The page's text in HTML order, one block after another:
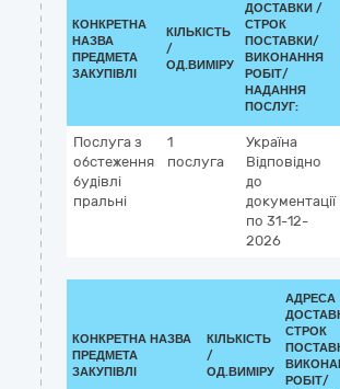
КОНКРЕТНА
НАЗВА
ПРЕДМЕТА
ЗАКУПІВЛІ
КІЛЬКІСТЬ
/
ОД.ВИМІРУ
ДОСТАВКИ /
СТРОК
ПОСТАВКИ/
ВИКОНАННЯ
РОБІТ/
НАДАННЯ
ПОСЛУГ:
Послуга з
обстеження
будівлі
пральні
1
послуга
Україна
Відповідно
до
документації
по 31-12-
2026
КОНКРЕТНА НАЗВА
ПРЕДМЕТА
ЗАКУПІВЛІ
КІЛЬКІСТЬ
/
ОД.ВИМІРУ
АДРЕСА
СТРОК
РОБІТ/